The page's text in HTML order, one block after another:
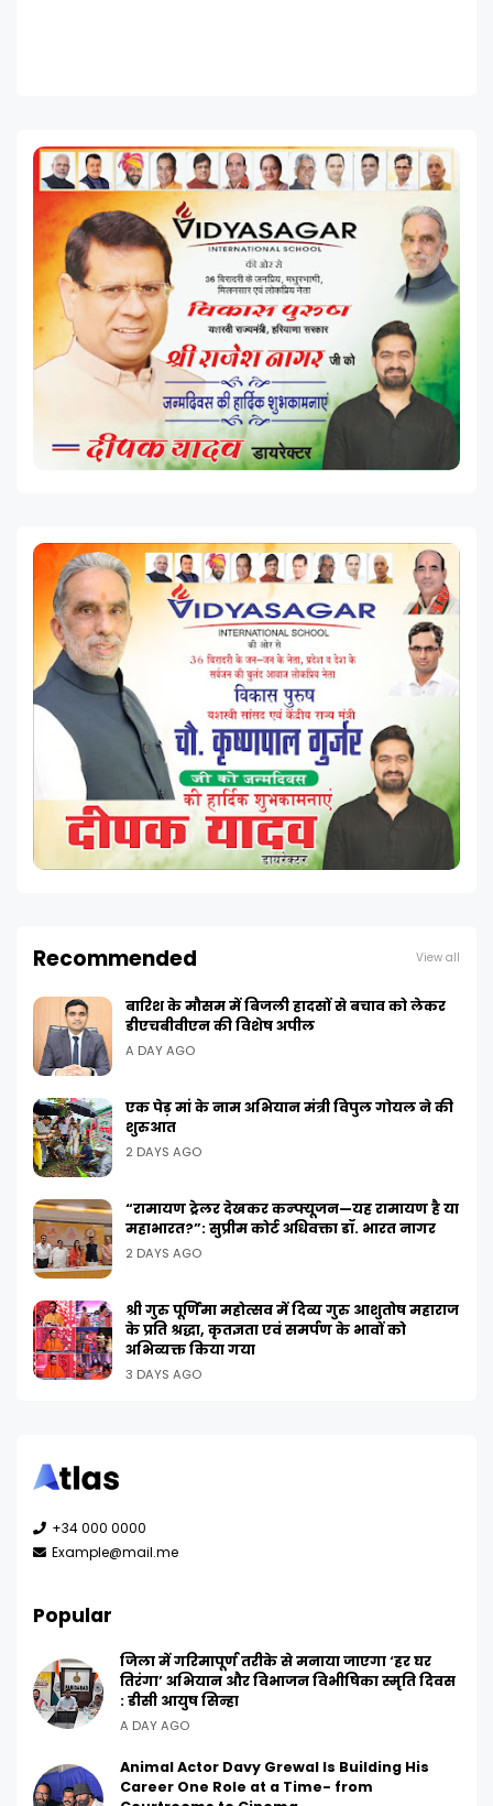
Recommended View all
बारिश के मौसम में बिजली हादसों से बचाव को लेकर
डीएचबीवीएन की विशेष अपील
A DAY AGO
एक पेड़ मां के नाम अभियान मंत्री विपुल गोयल ने की
शुरुआत
2 DAYS AGO
“रामायण ट्रेलर देखकर कन्फ्यूजन—यह रामायण है या
महाभारत?”: सुप्रीम कोर्ट अधिवक्ता डॉ. भारत नागर
2 DAYS AGO
श्री गुरु पूर्णिमा महोत्सव में दिव्य गुरु आशुतोष महाराज
के प्रति श्रद्धा, कृतज्ञता एवं समर्पण के भावों को
अभिव्यक्त किया गया
3 DAYS AGO
+34 000 0000
Example@mail.me
Popular
जिला में गरिमापूर्ण तरीके से मनाया जाएगा ‘हर घर
तिरंगा’ अभियान और विभाजन विभीषिका स्मृति दिवस
: डीसी आयुष सिन्हा
A DAY AGO
Animal Actor Davy Grewal Is Building His
Career One Role at a Time- from